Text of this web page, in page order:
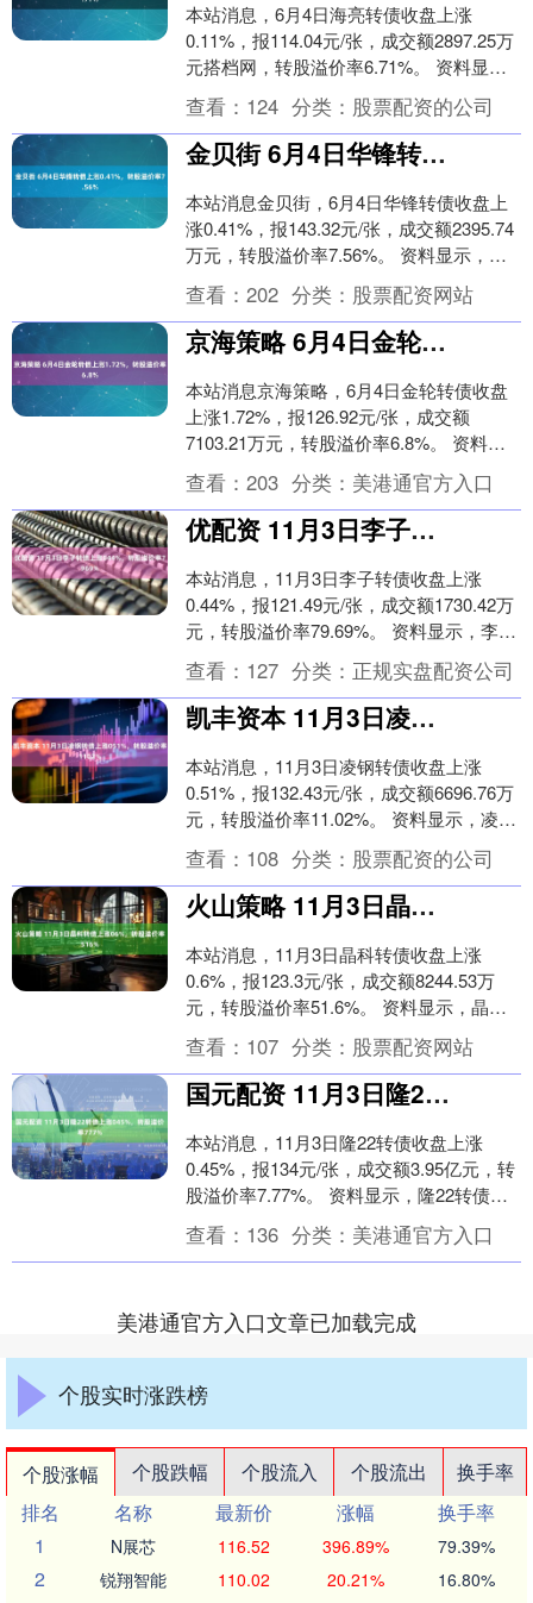
本站消息，6月4日海亮转债收盘上涨
0.11%，报114.04元/张，成交额2897.25万
元搭档网，转股溢价率6.71%。 资料显
示，海亮转债信用级别为“AA”....
查看： 124 分类： 股票配资的公司
金贝街 6月4日华锋转债上涨0.41%，转股溢价率7.56%
本站消息金贝街，6月4日华锋转债收盘上
涨0.41%，报143.32元/张，成交额2395.74
万元，转股溢价率7.56%。 资料显示，华
锋转债信用级别为“A-”....
查看： 202 分类： 股票配资网站
京海策略 6月4日金轮转债上涨1.72%，转股溢价率6.8%
本站消息京海策略，6月4日金轮转债收盘
上涨1.72%，报126.92元/张，成交额
7103.21万元，转股溢价率6.8%。 资料显
示，金轮转债信用级别为“AA-....
查看： 203 分类： 美港通官方入口
优配资 11月3日李子转债上涨044%，转股溢价率7969%
本站消息，11月3日李子转债收盘上涨
0.44%，报121.49元/张，成交额1730.42万
元，转股溢价率79.69%。 资料显示，李子
转债信用级别为“AA”，....
查看： 127 分类： 正规实盘配资公司
凯丰资本 11月3日凌钢转债上涨051%，转股溢价率1102%
本站消息，11月3日凌钢转债收盘上涨
0.51%，报132.43元/张，成交额6696.76万
元，转股溢价率11.02%。 资料显示，凌钢
转债信用级别为“AA”，....
查看： 108 分类： 股票配资的公司
火山策略 11月3日晶科转债上涨06%，转股溢价率516%
本站消息，11月3日晶科转债收盘上涨
0.6%，报123.3元/张，成交额8244.53万
元，转股溢价率51.6%。 资料显示，晶科
转债信用级别为“AA”，债券期....
查看： 107 分类： 股票配资网站
国元配资 11月3日隆22转债上涨045%，转股溢价率777%
本站消息，11月3日隆22转债收盘上涨
0.45%，报134元/张，成交额3.95亿元，转
股溢价率7.77%。 资料显示，隆22转债信
用级别为“AAA”，债券期限....
查看： 136 分类： 美港通官方入口
美港通官方入口文章已加载完成
个股实时涨跌榜
个股涨幅 个股跌幅 个股流入 个股流出
换手率
排名
名称 最新价 涨幅
换手率
1
N展芯 116.52 396.89% 79.39%
2 锐翔智能 110.02 20.21% 16.80%